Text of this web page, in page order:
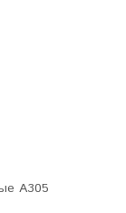
A305